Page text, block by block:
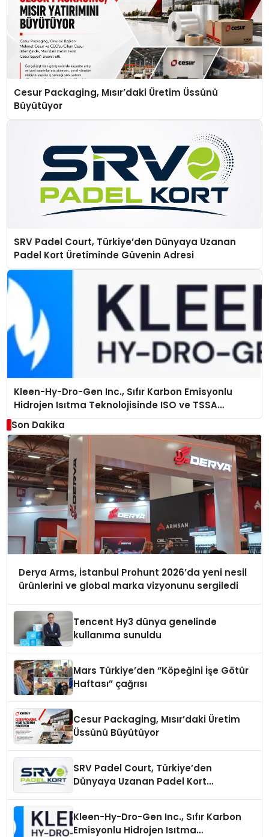
Cesur Packaging, Mısır’daki Üretim Üssünü
Büyütüyor
SRV Padel Court, Türkiye’den Dünyaya Uzanan
Padel Kort Üretiminde Güvenin Adresi
Kleen-Hy-Dro-Gen Inc., Sıfır Karbon Emisyonlu
Hidrojen Isıtma Teknolojisinde ISO ve TSSA
Düzenleyici Onaylarını Aldı
Son Dakika
Derya Arms, İstanbul Prohunt 2026’da yeni nesil
ürünlerini ve global marka vizyonunu sergiledi
Tencent Hy3 dünya genelinde
kullanıma sunuldu
Mars Türkiye’den “Köpeğini İşe Götür
Haftası” çağrısı
Cesur Packaging, Mısır’daki Üretim
Üssünü Büyütüyor
SRV Padel Court, Türkiye’den
Dünyaya Uzanan Padel Kort
Kleen-Hy-Dro-Gen Inc., Sıfır Karbon
Emisyonlu Hidrojen Isıtma